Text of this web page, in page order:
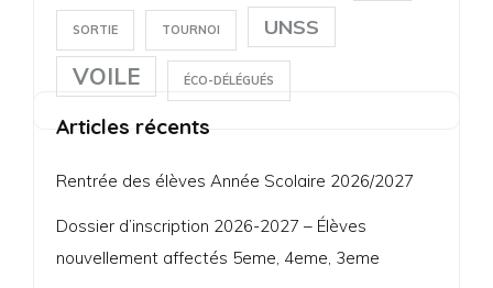
SORTIE TOURNOI UNSS
VOILE ÉCO-DÉLÉGUÉS
Articles récents
Rentrée des élèves Année Scolaire 2026/2027
Dossier d’inscription 2026-2027 – Élèves
nouvellement affectés 5eme, 4eme, 3eme